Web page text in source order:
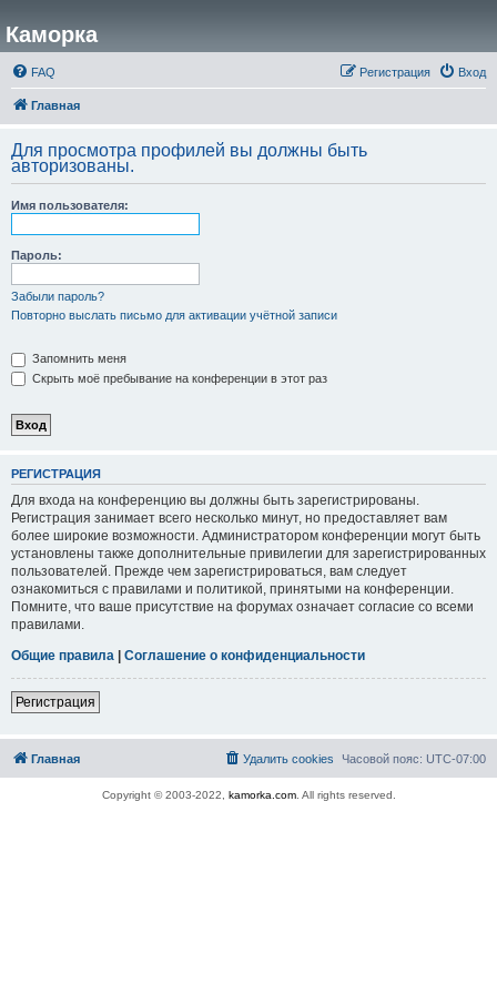
Каморка
FAQ Вход
Регистрация
Главная
Для просмотра профилей вы должны быть
авторизованы.
Имя пользователя:
Пароль:
Забыли пароль?
Повторно выслать письмо для активации учётной записи
Запомнить меня
Скрыть моё пребывание на конференции в этот раз
РЕГИСТРАЦИЯ
Для входа на конференцию вы должны быть зарегистрированы.
Регистрация занимает всего несколько минут, но предоставляет вам
более широкие возможности. Администратором конференции могут быть
установлены также дополнительные привилегии для зарегистрированных
пользователей. Прежде чем зарегистрироваться, вам следует
ознакомиться с правилами и политикой, принятыми на конференции.
Помните, что ваше присутствие на форумах означает согласие со всеми
правилами.
Общие правила | Соглашение о конфиденциальности
Регистрация
Главная Часовой пояс: UTC-07:00
Удалить cookies
Copyright © 2003-2022, kamorka.com. All rights reserved.